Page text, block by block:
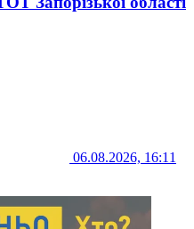
06.08.2026, 16:11